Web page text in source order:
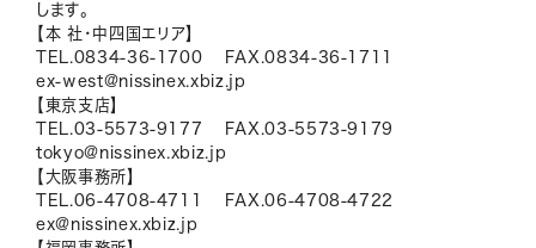
します。
【本 社・中四国エリア】
TEL.0834-36-1700 FAX.0834-36-1711
ex-west@nissinex.xbiz.jp
【東京支店】
TEL.03-5573-9177 FAX.03-5573-9179
tokyo@nissinex.xbiz.jp
【大阪事務所】
TEL.06-4708-4711 FAX.06-4708-4722
ex@nissinex.xbiz.jp